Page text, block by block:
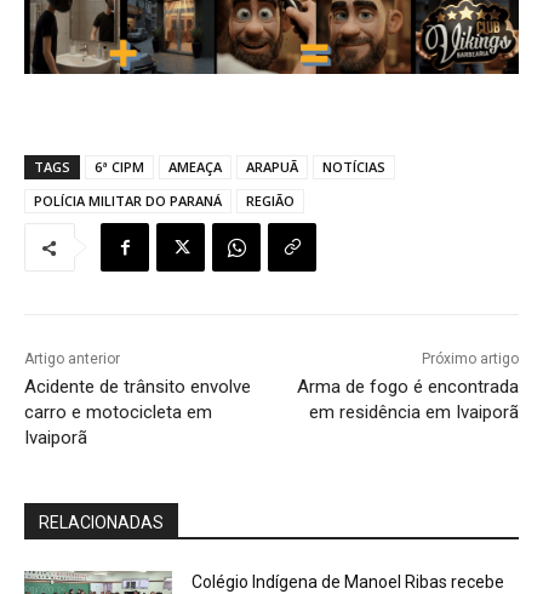
TAGS 6ª CIPM AMEAÇA ARAPUÃ
NOTÍCIAS
POLÍCIA MILITAR DO PARANÁ
REGIÃO
Artigo anterior
Acidente de trânsito envolve
carro e motocicleta em
Ivaiporã
Próximo artigo
Arma de fogo é encontrada
em residência em Ivaiporã
RELACIONADAS
Colégio Indígena de Manoel Ribas recebe